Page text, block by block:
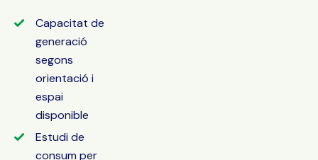
Capacitat de
generació
segons
orientació i
espai
disponible
Estudi de
consum per